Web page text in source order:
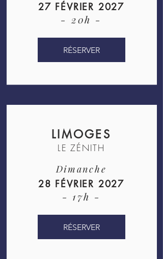
27 FÉVRIER 2027
- 20h -
RÉSERVER
LIMOGES
LE ZÉNITH
Dimanche
28 FÉVRIER 2027
- 17h -
RÉSERVER